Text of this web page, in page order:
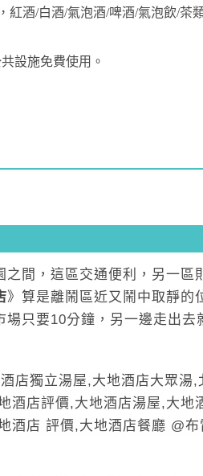
紅酒/白酒/氣泡酒/啤酒/氣泡飲/茶
設施免費使用。
間，這區交通便利，另一區
》算是離鬧區近又鬧中取靜的
場只要10分鐘，另一邊走出去